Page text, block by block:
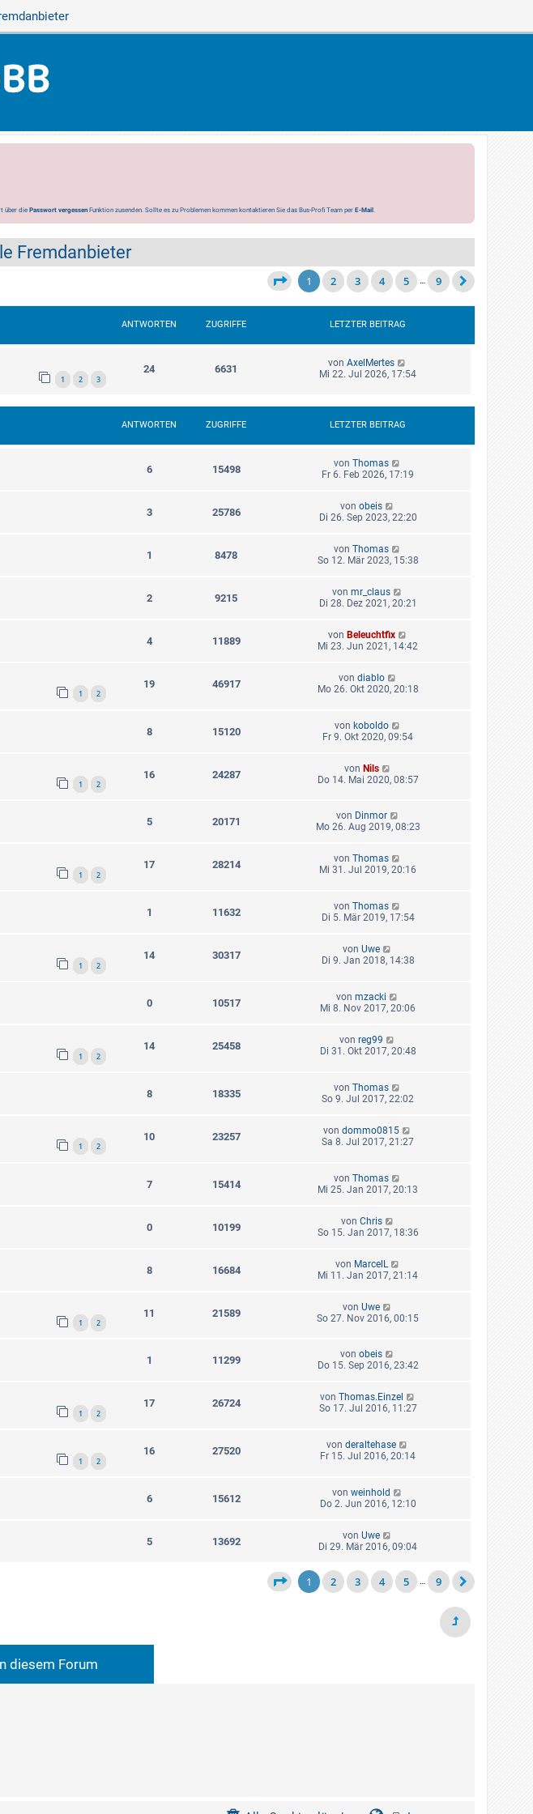
über die Passwort vergessen Funktion zusenden. Sollte es zu Problemen kommen kontaktieren Sie das Bus-Profi Team per E-Mail.
Fremdanbieter
1 2 3 4 5 … 9
ANTWORTEN ZUGRIFFE LETZTER BEITRAG
1 2 3
24 6631 vonAxelMertes
Mi 22. Jul 2026, 17:54
ANTWORTEN ZUGRIFFE LETZTER BEITRAG
6 15498 vonThomas
Fr 6. Feb 2026, 17:19
3 25786 vonobeis
Di 26. Sep 2023, 22:20
1 8478 vonThomas
So 12. Mär 2023, 15:38
2 9215 vonmr_claus
Di 28. Dez 2021, 20:21
4 11889 von Beleuchtfix
Mi 23. Jun 2021, 14:42
1 2
19 46917 von diablo
Mo 26. Okt 2020, 20:18
8 15120 von koboldo
Fr 9. Okt 2020, 09:54
1 2
16 24287 von Nils
Do 14. Mai 2020, 08:57
5 20171 von Dinmor
Mo 26. Aug 2019, 08:23
1 2
17 28214 vonThomas
Mi 31. Jul 2019, 20:16
1 11632 vonThomas
Di 5. Mär 2019, 17:54
1 2
14 30317 vonUwe
Di 9. Jan 2018, 14:38
0 10517 vonmzacki
Mi 8. Nov 2017, 20:06
1 2
14 25458 vonreg99
Di 31. Okt 2017, 20:48
8 18335 vonThomas
So 9. Jul 2017, 22:02
1 2
10 23257 vondommo0815
Sa 8. Jul 2017, 21:27
7 15414 vonThomas
Mi 25. Jan 2017, 20:13
0 10199 von Chris
So 15. Jan 2017, 18:36
8 16684 von MarcelL
Mi 11. Jan 2017, 21:14
1 2
11 21589 vonUwe
So 27. Nov 2016, 00:15
1 11299 vonobeis
Do 15. Sep 2016, 23:42
1 2
17 26724 von Thomas.Einzel
So 17. Jul 2016, 11:27
1 2
16 27520 vonderaltehase
Fr 15. Jul 2016, 20:14
6 15612 vonweinhold
Do 2. Jun 2016, 12:10
5 13692 vonUwe
Di 29. Mär 2016, 09:04
1 2 3 4 5 … 9
diesem Forum